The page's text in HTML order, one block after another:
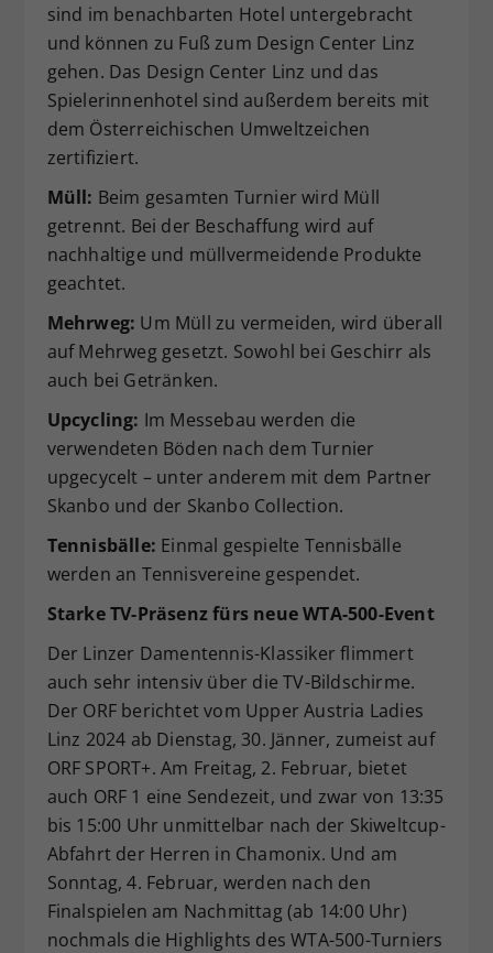
sind im benachbarten Hotel untergebracht
und können zu Fuß zum Design Center Linz
gehen. Das Design Center Linz und das
Spielerinnenhotel sind außerdem bereits mit
dem Österreichischen Umweltzeichen
zertifiziert.
Müll: Beim gesamten Turnier wird Müll
getrennt. Bei der Beschaffung wird auf
nachhaltige und müllvermeidende Produkte
geachtet.
Mehrweg: Um Müll zu vermeiden, wird überall
auf Mehrweg gesetzt. Sowohl bei Geschirr als
auch bei Getränken.
Upcycling: Im Messebau werden die
verwendeten Böden nach dem Turnier
upgecycelt – unter anderem mit dem Partner
Skanbo und der Skanbo Collection.
Tennisbälle: Einmal gespielte Tennisbälle
werden an Tennisvereine gespendet.
Starke TV-Präsenz fürs neue WTA-500-Event
Der Linzer Damentennis-Klassiker flimmert
auch sehr intensiv über die TV-Bildschirme.
Der ORF berichtet vom Upper Austria Ladies
Linz 2024 ab Dienstag, 30. Jänner, zumeist auf
ORF SPORT+. Am Freitag, 2. Februar, bietet
auch ORF 1 eine Sendezeit, und zwar von 13:35
bis 15:00 Uhr unmittelbar nach der Skiweltcup-
Abfahrt der Herren in Chamonix. Und am
Sonntag, 4. Februar, werden nach den
Finalspielen am Nachmittag (ab 14:00 Uhr)
nochmals die Highlights des WTA-500-Turniers